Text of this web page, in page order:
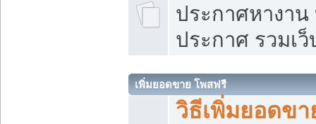
ประกาศหางาน
ประกาศ รวมเ
เพิ่มยอดขาย โพสฟรี
วิธีเพิ่มยอดข